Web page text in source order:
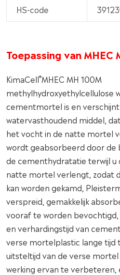
HS-code
Toepassing van MHEC
KimaCell®MHEC MH 100M
methylhydroxyethylcellulose
cementmortel is en
watervasthoudend middel,
het vocht in de natte mortel
wordt geabsorbeerd door de
de cementhydratatie terwijl u
natte mortel verlengt, zodat
kan worden gekamd,
verspreid, gemakkelijk
vooraf te worden
en verhardingstijd van
verse mortelplastic lange tijd
uitsteltijd van de verse
werking ervan te